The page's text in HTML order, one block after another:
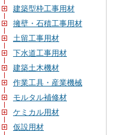
建築型枠工事用材
擁壁・石積工事用材
土留工事用材
下水道工事用材
建築土木機材
作業工具・産業機械
モルタル補修材
ケミカル用材
仮設用材